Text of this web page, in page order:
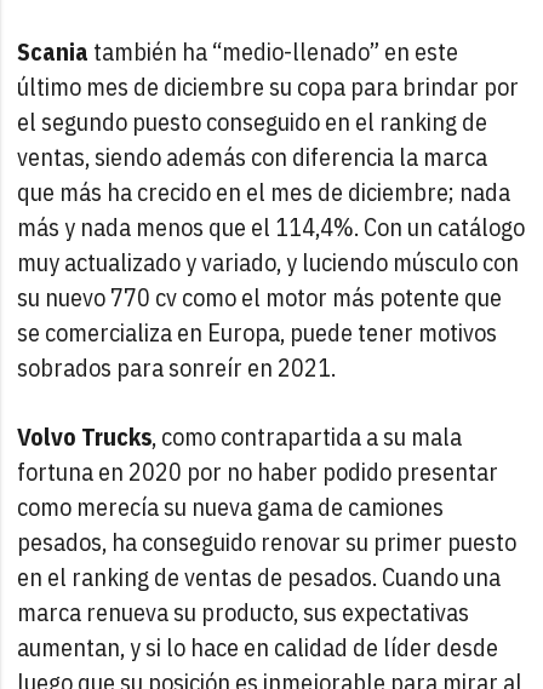
Scania también ha “medio-llenado” en este
último mes de diciembre su copa para brindar por
el segundo puesto conseguido en el ranking de
ventas, siendo además con diferencia la marca
que más ha crecido en el mes de diciembre; nada
más y nada menos que el 114,4%. Con un catálogo
muy actualizado y variado, y luciendo músculo con
su nuevo 770 cv como el motor más potente que
se comercializa en Europa, puede tener motivos
sobrados para sonreír en 2021.
Volvo Trucks, como contrapartida a su mala
fortuna en 2020 por no haber podido presentar
como merecía su nueva gama de camiones
pesados, ha conseguido renovar su primer puesto
en el ranking de ventas de pesados. Cuando una
marca renueva su producto, sus expectativas
aumentan, y si lo hace en calidad de líder desde
luego que su posición es inmejorable para mirar al